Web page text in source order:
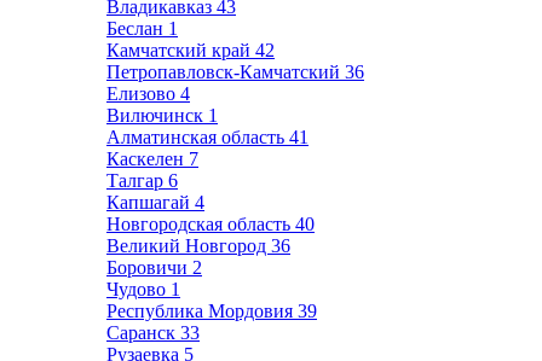
Владикавказ 43
Беслан 1
Камчатский край 42
Петропавловск-Камчатский 36
Елизово 4
Вилючинск 1
Алматинская область 41
Каскелен 7
Талгар 6
Капшагай 4
Новгородская область 40
Великий Новгород 36
Боровичи 2
Чудово 1
Республика Мордовия 39
Саранск 33
Рузаевка 5